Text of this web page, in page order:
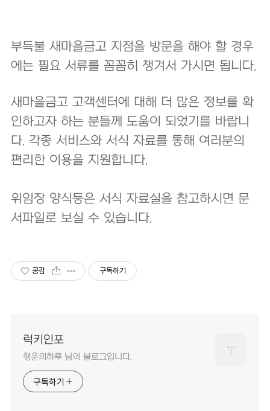
부득불 새마을금고 지점을 방문을 해야 할 경우
에는 필요 서류를 꼼꼼히 챙겨서 가시면 됩니다.
새마을금고 고객센터에 대해 더 많은 정보를 확
인하고자 하는 분들께 도움이 되었기를 바랍니
다. 각종 서비스와 서식 자료를 통해 여러분의
편리한 이용을 지원합니다.
위임장 양식등은 서식 자료실을 참고하시면 문
서파일로 보실 수 있습니다.
공감 구독하기
럭키인포
행운의하루 님의 블로그입니다.
구독하기